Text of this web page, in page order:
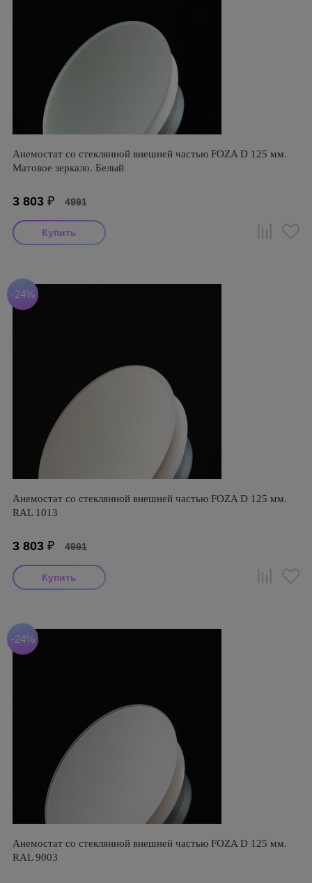
Анемостат со стеклянной внешней частью FOZA D 125 мм.
Матовое зеркало. Белый
3 803 ₽ 4991
-24%
Анемостат со стеклянной внешней частью FOZA D 125 мм.
RAL 1013
3 803 ₽ 4991
-24%
Анемостат со стеклянной внешней частью FOZA D 125 мм.
RAL 9003